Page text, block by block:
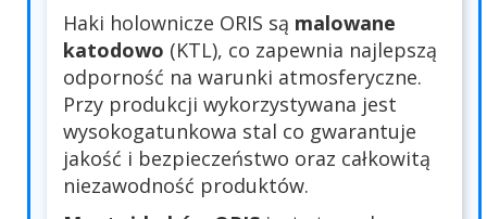
Haki holownicze ORIS są malowane
katodowo (KTL), co zapewnia najlepszą
odporność na warunki atmosferyczne.
Przy produkcji wykorzystywana jest
wysokogatunkowa stal co gwarantuje
jakość i bezpieczeństwo oraz całkowitą
niezawodność produktów.